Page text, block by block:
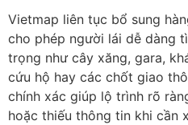
Vietmap liên tục bổ sung
cho phép người lái dễ dàng
trọng như cây xăng, gara,
cứu hộ hay các chốt giao
chính xác giúp lộ trình rõ
hoặc thiếu thông tin khi cần